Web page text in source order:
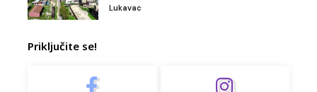
Lukavac
Priključite se!